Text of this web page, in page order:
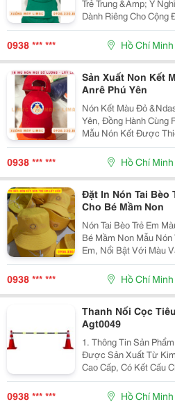
Trẻ Trung &Amp; Ý Nghĩa Mẫu Nón Kết Được
Dành Riêng Cho Cộng
Bật Với Màu Xanh Lá
Sống, Sự Hy Vọng Và
0938 *** *** Hồ Chí Minh
Sản Xuất Non Kết
Anrê Phú Yên
Nón Kết Màu Đỏ
Yên, Đồng Hành Cùng
Mẫu Nón Kết Được
Anrê Phú Yên , Nổi
&Ndash; Sắc Màu
0938 *** *** Hồ Chí Minh
Đặt In Nón Tai Bèo
Cho Bé Mầm Non
Nón Tai Bèo Trẻ Em
Bé Mầm Non Mẫu Nón Tai Bèo Thiết Kế Riêng Cho Trẻ
Em, Nổi Bật Với Màu
Nhìn Và Đảm Bảo An
Động
0938 *** *** Hồ Chí Minh
Thanh Nối Cọc
Agt0049
1. Thông Tin Sản Phẩm Rào Chắn An Toàn Chất Lượng
Được Sản Xuất Từ
Cao Cấp, Có Kết Cấu
Lực Cao. Thiết Kế
Báo Giúp Dễ Dàng
Chắn...
0938 *** *** Hồ Chí Minh